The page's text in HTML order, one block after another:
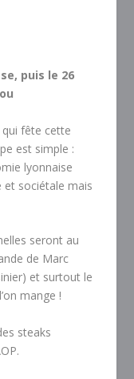
puis le 26
fête cette
est simple :
lyonnaise
et sociétale mais
seront au
de Marc
et surtout le
mange !
steaks